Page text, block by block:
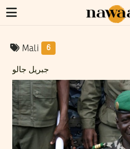
Mali 6
جبريل جالو